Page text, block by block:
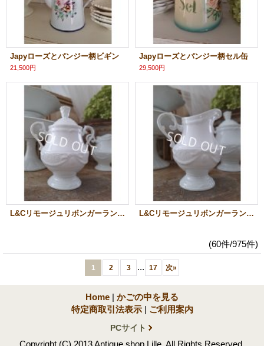
Japyローズとパンジー柄ビギン
21,500円
Japyローズとパンジー柄セル缶
29,500円
L&Cリモージュリボンガーランドシュガージャー L&Cリモージュリボンガーランドクリーマー＆シュガージャー
(60件/975件)
1 2 3 ... 17 次»
Home | かごの中を見る
特定商取引法表示 | ご利用案内
PCサイト
Copyright (C) 2013 Antique shop Lille. All Rights Reserved.